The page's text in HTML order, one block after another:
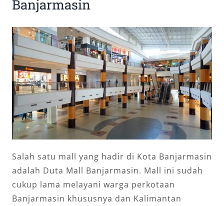
Banjarmasin
Salah satu mall yang hadir di Kota Banjarmasin
adalah Duta Mall Banjarmasin. Mall ini sudah
cukup lama melayani warga perkotaan
Banjarmasin khususnya dan Kalimantan